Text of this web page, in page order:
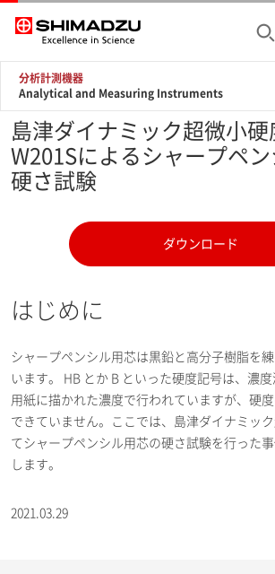
分析計測機器
Analytical and Measuring Instruments
島津ダイナミック超微小硬
W201Sによるシャープペ
硬さ試験
ダウンロード
はじめに
シャープペンシル用芯は黒鉛と高分子樹脂を
います。 HB とか B といった硬度記号は、濃
用紙に描かれた濃度で行われていますが、硬
できていません。ここでは、島津ダイナミッ
てシャープペンシル用芯の硬さ試験を行った
します。
2021.03.29